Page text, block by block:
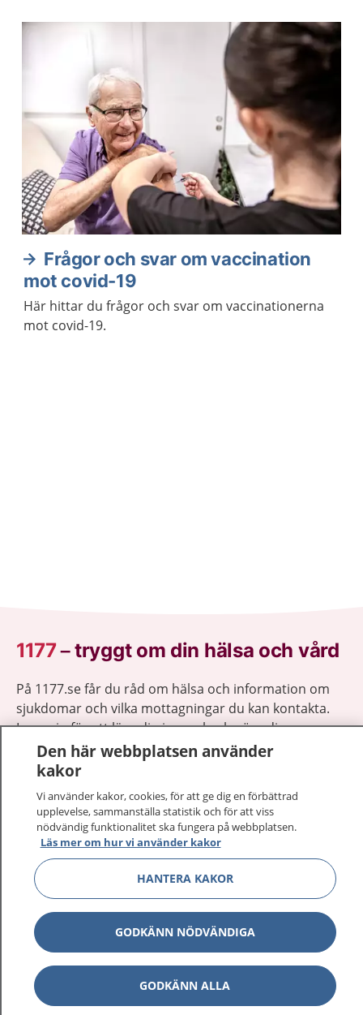
Frågor och svar om vaccination
mot covid-19
Här hittar du frågor och svar om vaccinationerna
mot covid-19.
1177–tryggt om din hälsa och vård
På 1177.se får du råd om hälsa och information om
sjukdomar och vilka mottagningar du kan kontakta.
Logga in för att läsa din journal och göra dina
vårdärenden. Ring telefonnummer 1177 för
sjukvårdsrådgivning dygnet runt.
1177 på flera språk Visa
Om 1177 Visa
Kontakt Visa
Den här webbplatsen använder
kakor
Vi använder kakor, cookies, för att ge dig en förbättrad
upplevelse, sammanställa statistik och för att viss
nödvändig funktionalitet ska fungera på webbplatsen.
Läs mer om hur vi använder kakor
HANTERA KAKOR
GODKÄNN NÖDVÄNDIGA
GODKÄNN ALLA